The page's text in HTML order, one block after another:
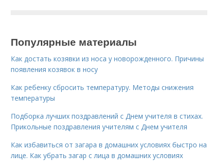
Популярные материалы
Как достать козявки из носа у новорожденного. Причины
появления козявок в носу
Как ребенку сбросить температуру. Методы снижения
температуры
Подборка лучших поздравлений с Днем учителя в стихах.
Прикольные поздравления учителям с Днем учителя
Как избавиться от загара в домашних условиях быстро на
лице. Как убрать загар с лица в домашних условиях